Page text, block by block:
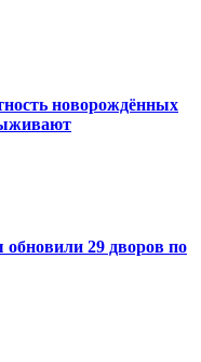
новорождённых
29 дворов по